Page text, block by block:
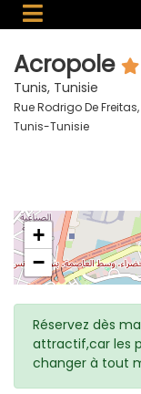
Acropole
Tunis, Tunisie
Rue Rodrigo De
Tunis-Tunisie
+
−
Réservez dès
attractif,car les
changer à tout